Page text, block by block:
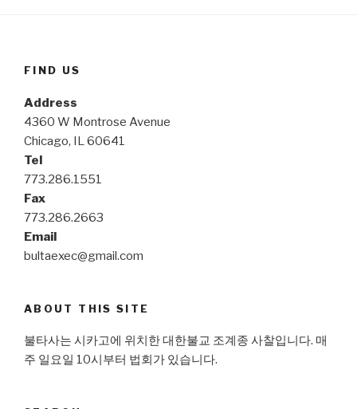
FIND US
Address
4360 W Montrose Avenue
Chicago, IL 60641
Tel
773.286.1551
Fax
773.286.2663
Email
bultaexec@gmail.com
ABOUT THIS SITE
불타사는 시카고에 위치한 대한불교 조계종 사찰입니다. 매
주 일요일 10시부터 법회가 있습니다.